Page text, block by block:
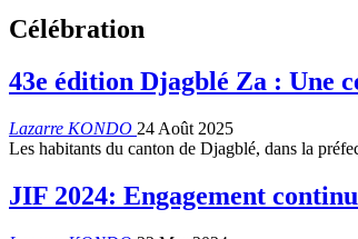
Célébration
43e édition Djagblé Za : Une
Lazarre KONDO 24 Août 2025
Les habitants du canton de Djagblé, dans la
JIF 2024: Engagement